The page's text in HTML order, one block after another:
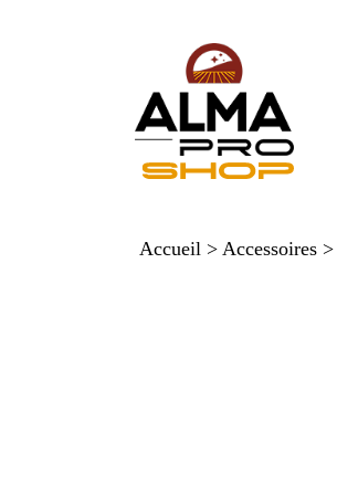
Accueil > Accessoires >